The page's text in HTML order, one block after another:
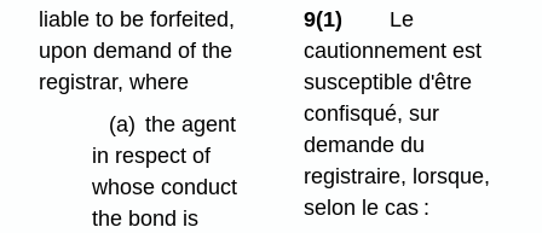
liable to be forfeited,
upon demand of the
registrar, where
(a) the agent
in respect of
whose conduct
the bond is
9(1)
Le
cautionnement est
susceptible d'être
confisqué, sur
demande du
registraire, lorsque,
selon le cas :